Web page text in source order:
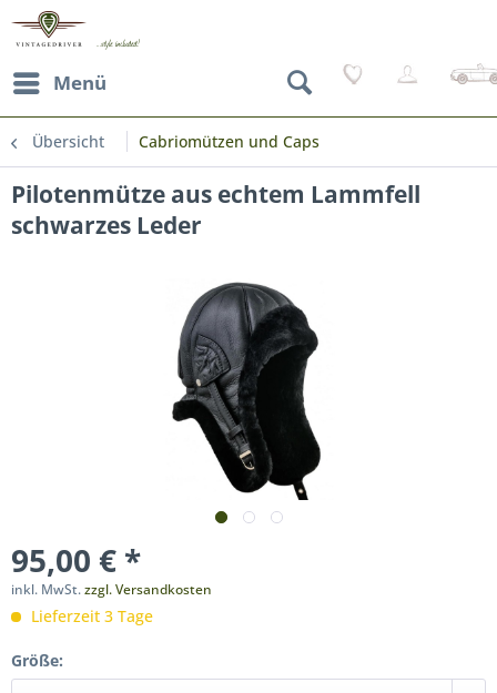
Menü
Übersicht Cabriomützen und Caps
Pilotenmütze aus echtem Lammfell
schwarzes Leder
95,00 € *
inkl. MwSt.zzgl. Versandkosten
Lieferzeit 3 Tage
Größe: